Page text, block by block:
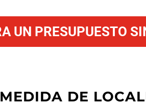
UN PRESUPUESTO
MEDIDA DE